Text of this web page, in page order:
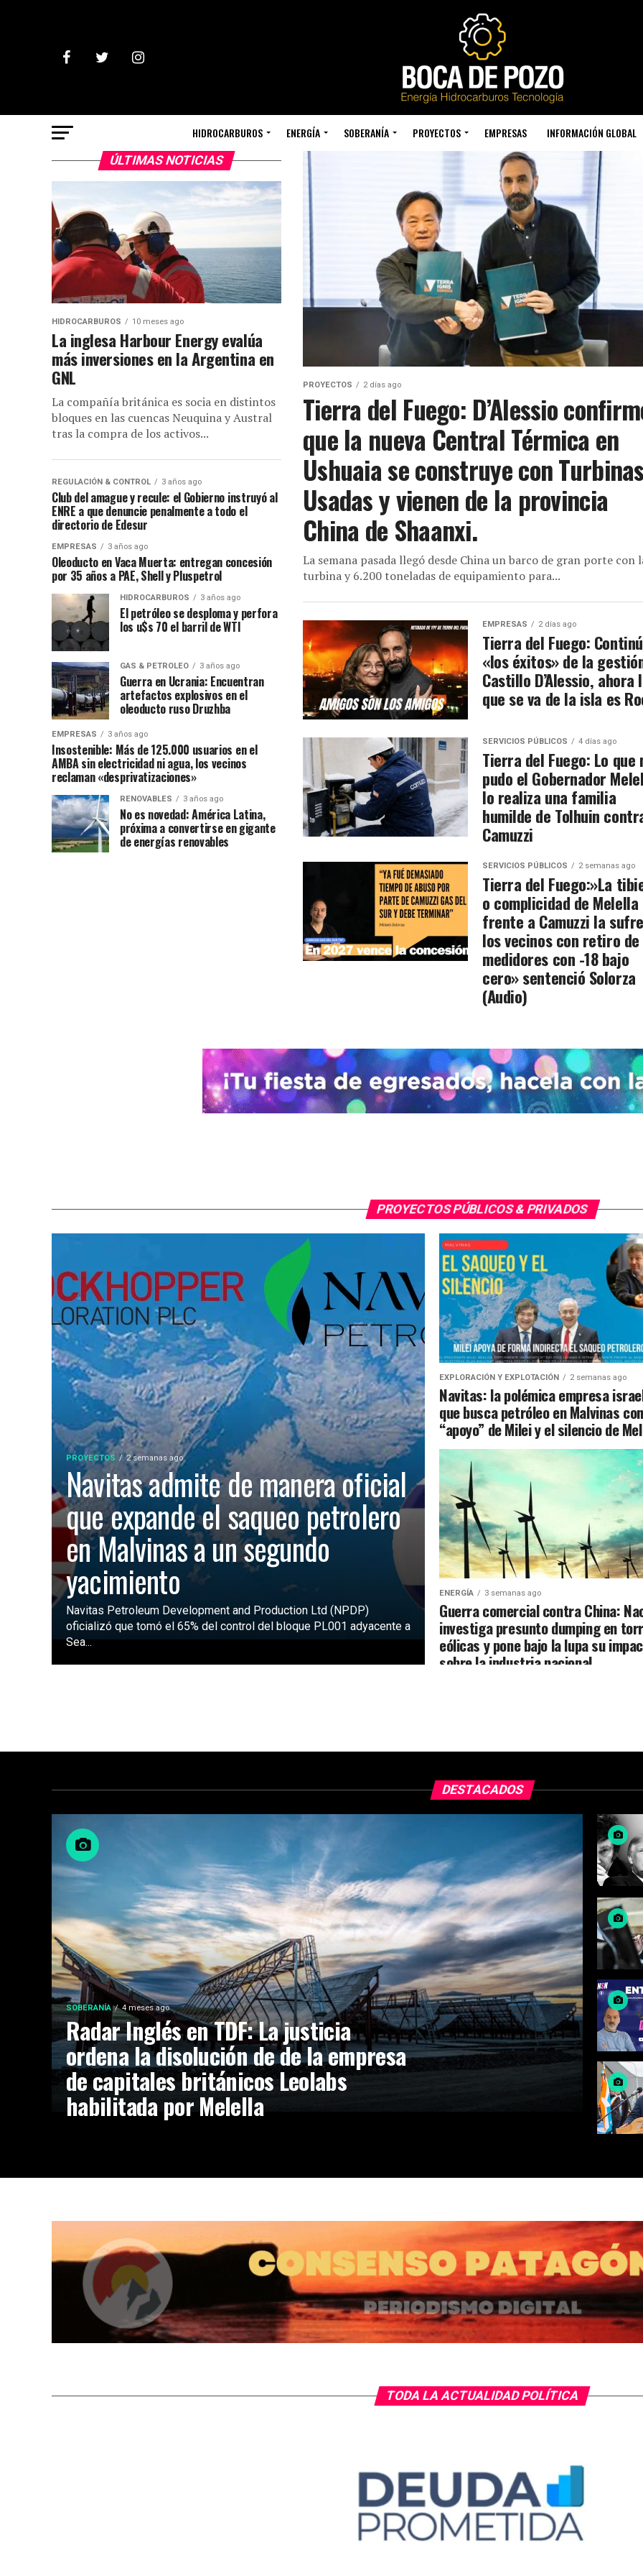
HIDROCARBUROS ENERGÍA SOBERANÍA PROYECTOS EMPRESAS INFORMACIÓN GLOBAL
PROYECTOS 2 días ago
Tierra del Fuego: D’Alessio
que la nueva Central Térmica en
Ushuaia se construye con Turbinas
Usadas y vienen de la provincia
China de Shaanxi.
La semana pasada llegó desde China un barco de gran porte con
turbina y 6.200 toneladas de equipamiento para...
EMPRESAS 2 días ago
Tierra del Fuego:
«los éxitos» de la
Castillo D’Alessio, ahora
que se va de la isla es
SERVICIOS PÚBLICOS 4 días ago
Tierra del Fuego: Lo que
pudo el Gobernador
lo realiza una familia
humilde de Tolhuin
Camuzzi
SERVICIOS PÚBLICOS 2 semanas ago
Tierra del Fuego:»La
o complicidad de Melella
frente a Camuzzi la
los vecinos con retiro de
medidores con -18 bajo
cero» sentenció Solorza
(Audio)
ÚLTIMAS NOTICIAS
HIDROCARBUROS 10 meses ago
La inglesa Harbour Energy evalúa
más inversiones en la Argentina en
GNL
La compañía británica es socia en distintos
bloques en las cuencas Neuquina y Austral
tras la compra de los activos...
REGULACIÓN & CONTROL 3 años ago
Club del amague y recule: el Gobierno instruyó al
ENRE a que denuncie penalmente a todo el
directorio de Edesur
EMPRESAS 3 años ago
Oleoducto en Vaca Muerta: entregan concesión
por 35 años a PAE, Shell y Pluspetrol
HIDROCARBUROS 3 años ago
El petróleo se desploma y perfora
los u$s 70 el barril de WTI
GAS & PETROLEO 3 años ago
Guerra en Ucrania: Encuentran
artefactos explosivos en el
oleoducto ruso Druzhba
EMPRESAS 3 años ago
Insostenible: Más de 125.000 usuarios en el
AMBA sin electricidad ni agua, los vecinos
reclaman «desprivatizaciones»
RENOVABLES 3 años ago
No es novedad: América Latina,
próxima a convertirse en gigante
de energías renovables
PROYECTOS PÚBLICOS & PRIVADOS
PROYECTOS 2 semanas ago
Navitas admite de manera oficial
que expande el saqueo petrolero
en Malvinas a un segundo
yacimiento
Navitas Petroleum Development and Production Ltd (NPDP)
oficializó que tomó el 65% del control del bloque PL001 adyacente a
Sea...
EXPLORACIÓN Y EXPLOTACIÓN 2 semanas ago
Navitas: la polémica empresa
que busca petróleo en Malvinas con
“apoyo” de Milei y el silencio de
ENERGÍA 3 semanas ago
Guerra comercial contra China:
investiga presunto dumping en
eólicas y pone bajo la lupa su
sobre la industria nacional
DESTACADOS
SOBERANÍA 4 meses ago
Radar Inglés en TDF: La justicia
ordena la disolución de de la empresa
de capitales británicos Leolabs
habilitada por Melella
TODA LA ACTUALIDAD POLÍTICA